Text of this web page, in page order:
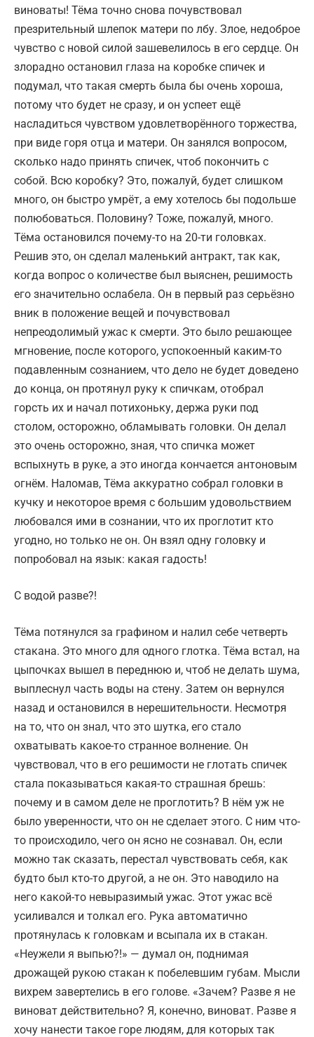
виноваты! Тёма точно снова почувствовал
презрительный шлепок матери по лбу. Злое, недоброе
чувство с новой силой зашевелилось в его сердце. Он
злорадно остановил глаза на коробке спичек и
подумал, что такая смерть была бы очень хороша,
потому что будет не сразу, и он успеет ещё
насладиться чувством удовлетворённого торжества,
при виде горя отца и матери. Он занялся вопросом,
сколько надо принять спичек, чтоб покончить с
собой. Всю коробку? Это, пожалуй, будет слишком
много, он быстро умрёт, а ему хотелось бы подольше
полюбоваться. Половину? Тоже, пожалуй, много.
Тёма остановился почему-то на 20-ти головках.
Решив это, он сделал маленький антракт, так как,
когда вопрос о количестве был выяснен, решимость
его значительно ослабела. Он в первый раз серьёзно
вник в положение вещей и почувствовал
непреодолимый ужас к смерти. Это было решающее
мгновение, после которого, успокоенный каким-то
подавленным сознанием, что дело не будет доведено
до конца, он протянул руку к спичкам, отобрал
горсть их и начал потихоньку, держа руки под
столом, осторожно, обламывать головки. Он делал
это очень осторожно, зная, что спичка может
вспыхнуть в руке, а это иногда кончается антоновым
огнём. Наломав, Тёма аккуратно собрал головки в
кучку и некоторое время с большим удовольствием
любовался ими в сознании, что их проглотит кто
угодно, но только не он. Он взял одну головку и
попробовал на язык: какая гадость!
С водой разве?!
Тёма потянулся за графином и налил себе четверть
стакана. Это много для одного глотка. Тёма встал, на
цыпочках вышел в переднюю и, чтоб не делать шума,
выплеснул часть воды на стену. Затем он вернулся
назад и остановился в нерешительности. Несмотря
на то, что он знал, что это шутка, его стало
охватывать какое-то странное волнение. Он
чувствовал, что в его решимости не глотать спичек
стала показываться какая-то страшная брешь:
почему и в самом деле не проглотить? В нём уж не
было уверенности, что он не сделает этого. С ним что-
то происходило, чего он ясно не сознавал. Он, если
можно так сказать, перестал чувствовать себя, как
будто был кто-то другой, а не он. Это наводило на
него какой-то невыразимый ужас. Этот ужас всё
усиливался и толкал его. Рука автоматично
протянулась к головкам и всыпала их в стакан.
«Неужели я выпью?!» — думал он, поднимая
дрожащей рукою стакан к побелевшим губам. Мысли
вихрем завертелись в его голове. «Зачем? Разве я не
виноват действительно? Я, конечно, виноват. Разве я
хочу нанести такое горе людям, для которых так